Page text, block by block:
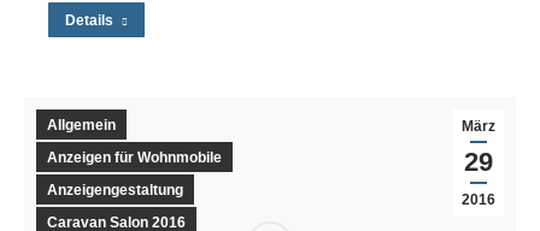
Details
März
29
2016
Allgemein
Anzeigen für Wohnmobile
Anzeigengestaltung
Caravan Salon 2016